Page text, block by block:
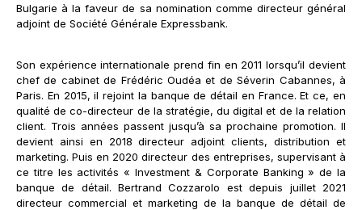
Bulgarie à la faveur de sa nomination comme directeur général
adjoint de Société Générale Expressbank.
Son expérience internationale prend fin en 2011 lorsqu’il devient
chef de cabinet de Frédéric Oudéa et de Séverin Cabannes, à
Paris. En 2015, il rejoint la banque de détail en France. Et ce, en
qualité de co-directeur de la stratégie, du digital et de la relation
client. Trois années passent jusqu’à sa prochaine promotion. Il
devient ainsi en 2018 directeur adjoint clients, distribution et
marketing. Puis en 2020 directeur des entreprises, supervisant à
ce titre les activités « Investment & Corporate Banking » de la
banque de détail. Bertrand Cozzarolo est depuis juillet 2021
directeur commercial et marketing de la banque de détail de